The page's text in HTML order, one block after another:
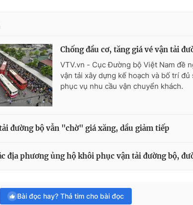
Chống đầu cơ, tăng giá vé vận tải
VTV.vn - Cục Đường bộ Việt Nam đề
vận tải xây dựng kế hoạch và bố trí
phục vụ nhu cầu vận chuyển khách.
đường bộ vẫn "chờ" giá xăng, dầu giảm tiếp
địa phương ủng hộ khôi phục vận tải đường bộ,
Bài đọc hay? Thả tim cho bài đọc